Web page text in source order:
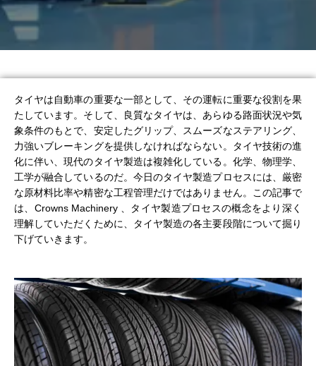
タイヤは自動車の重要な一部として、その運転に重要な役割を果
たしています。そして、良質なタイヤは、あらゆる路面状況や気
象条件のもとで、安定したグリップ、スムーズなステアリング、
力強いブレーキングを提供しなければならない。タイヤ技術の進
化に伴い、現代のタイヤ製造は複雑化している。化学、物理学、
工学が融合しているのだ。今日のタイヤ製造プロセスには、厳密
な原材料比率や精密な工程管理だけではありません。この記事で
は、Crowns Machinery 、タイヤ製造プロセスの概念をより深く
理解していただくために、タイヤ製造の各主要段階について掘り
下げていきます。